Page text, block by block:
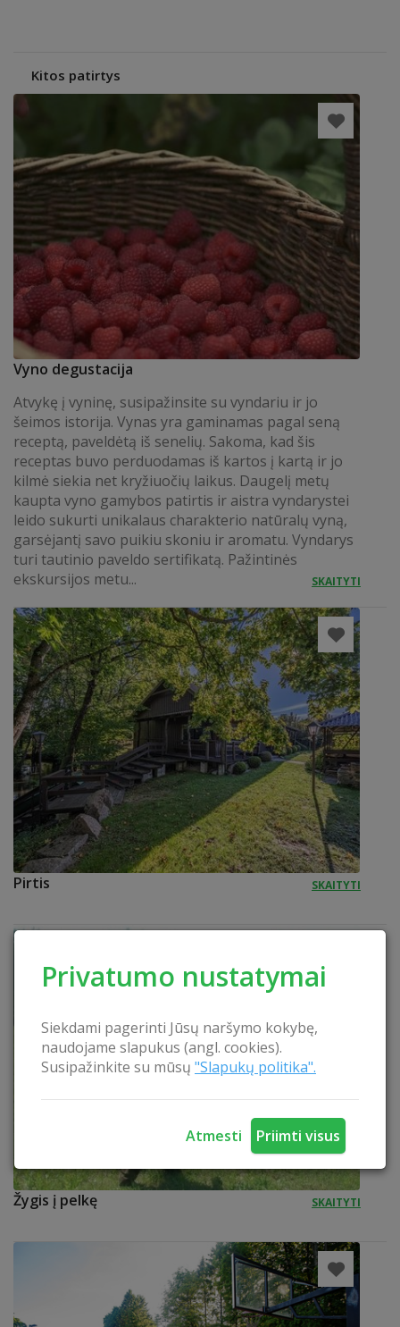
Privatumo nustatymai
Siekdami pagerinti Jūsų naršymo kokybę,
naudojame slapukus (angl. cookies).
Susipažinkite su mūsų "Slapukų politika".
Atmesti Priimti visus
Kitos patirtys
Vyno degustacija
Atvykę į vyninę, susipažinsite su vyndariu ir jo
šeimos istorija. Vynas yra gaminamas pagal seną
receptą, paveldėtą iš senelių. Sakoma, kad šis
receptas buvo perduodamas iš kartos į kartą ir jo
kilmė siekia net kryžiuočių laikus. Daugelį metų
kaupta vyno gamybos patirtis ir aistra vyndarystei
leido sukurti unikalaus charakterio natūralų vyną,
garsėjantį savo puikiu skoniu ir aromatu. Vyndarys
turi tautinio paveldo sertifikatą. Pažintinės
ekskursijos metu...
SKAITYTI
Pirtis SKAITYTI
Žygis į pelkę SKAITYTI